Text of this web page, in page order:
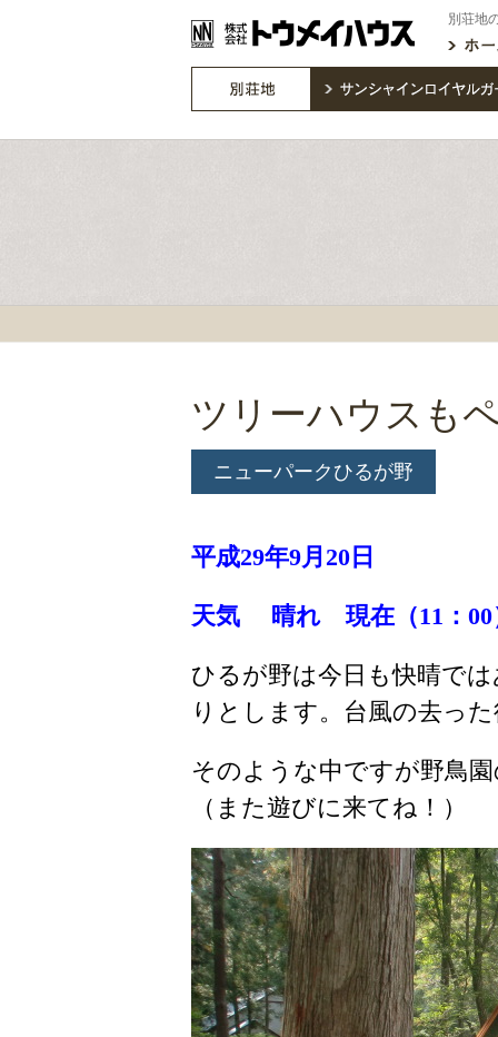
別荘地
ツリーハウスも
ニューパークひるが野
平成29年9月20 日
天気 晴れ 現在（11 ：
ひるが野は今日も快晴で
りとします。台風の去っ
そのような中ですが野鳥
（また遊びに来てね！）